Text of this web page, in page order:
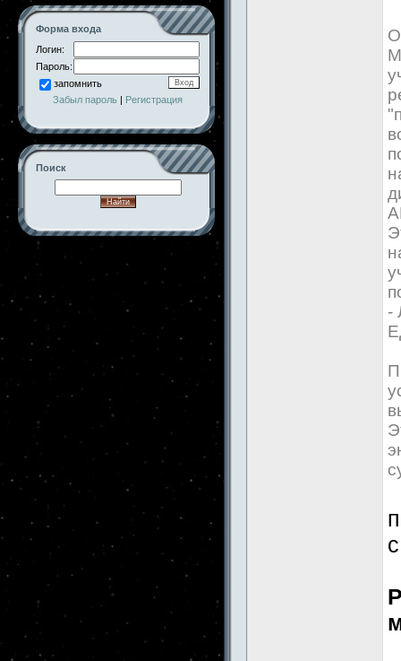
Форма входа
Логин:
Пароль:
запомнить
Забыл пароль | Регистрация
Поиск
-